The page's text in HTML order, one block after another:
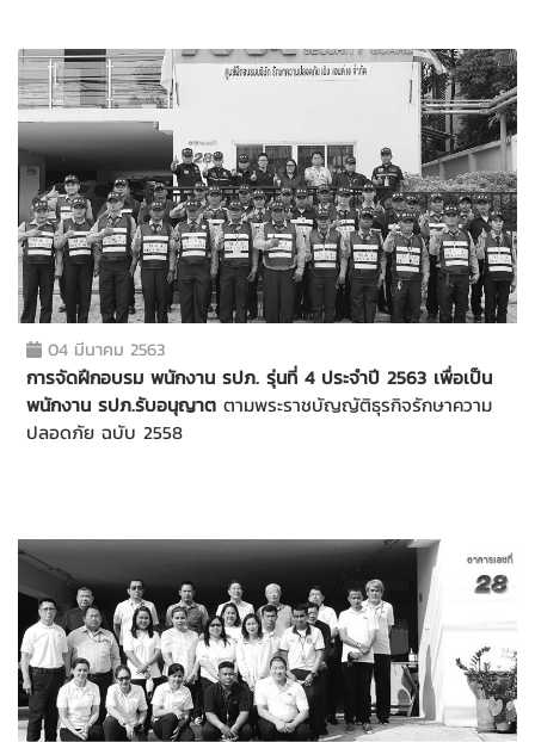
04 มีนาคม 2563
การจัดฝึกอบรม พนักงาน รปภ. รุ่นที่ 4 ประจำปี 2563 เพื่อเป็น
พนักงาน รปภ.รับอนุญาต ตามพระราชบัญญัติธุรกิจรักษาความ
ปลอดภัย ฉบับ 2558